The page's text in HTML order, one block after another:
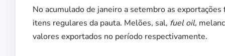
No acumulado de janeiro a setembro as
itens regulares da pauta. Melões, sal, fuel oil,
valores exportados no período respectivamente.